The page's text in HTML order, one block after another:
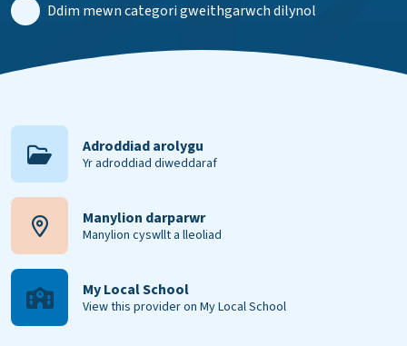
Ddim mewn categori gweithgarwch dilynol
Adroddiad arolygu
Yr adroddiad diweddaraf
Manylion darparwr
Manylion cyswllt a lleoliad
My Local School
View this provider on My Local School